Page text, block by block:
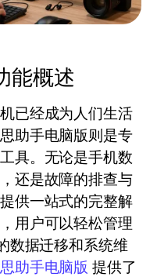
能概述
已经成为人们生活
助手电脑版则是专
具。无论是手机数
还是故障的排查与
供一站式的完整解
用户可以轻松管理
数据迁移和系统维
助手电脑版 提供了